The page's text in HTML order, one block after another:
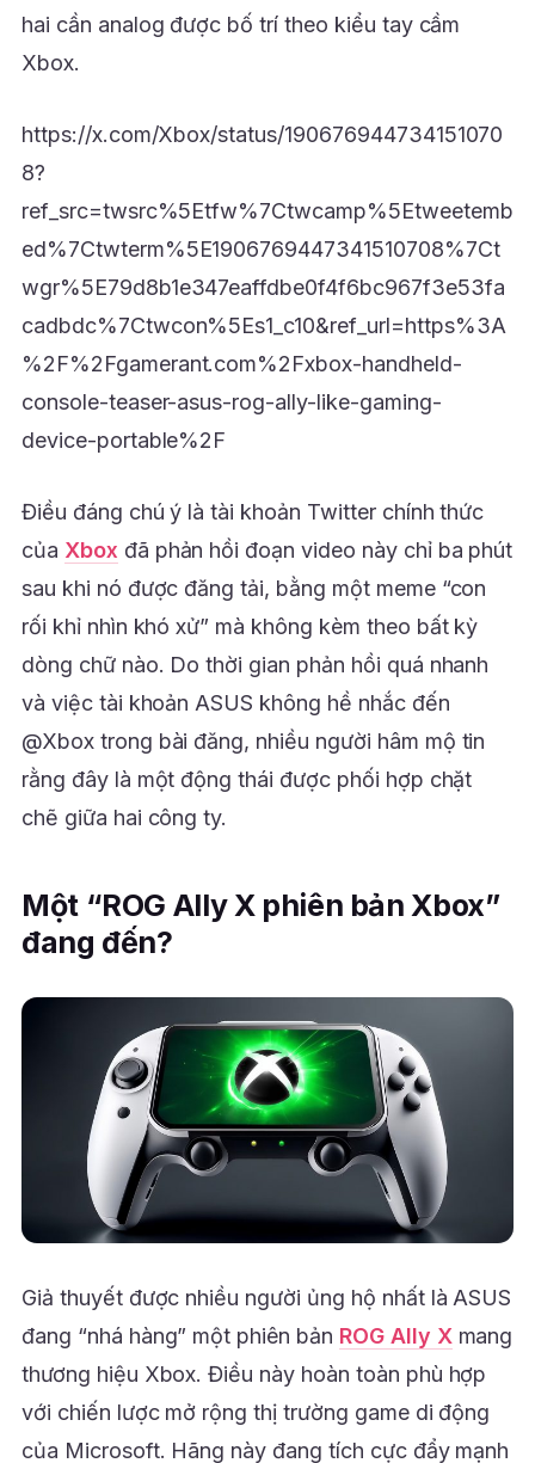
hai cần analog được bố trí theo kiểu tay cầm
Xbox.
https://x.com/Xbox/status/190676944734151070
8?
ref_src=twsrc%5Etfw%7Ctwcamp%5Etweetemb
ed%7Ctwterm%5E1906769447341510708%7Ct
wgr%5E79d8b1e347eaffdbe0f4f6bc967f3e53fa
cadbdc%7Ctwcon%5Es1_c10&ref_url=https%3A
%2F%2Fgamerant.com%2Fxbox-handheld-
console-teaser-asus-rog-ally-like-gaming-
device-portable%2F
Điều đáng chú ý là tài khoản Twitter chính thức
của Xbox đã phản hồi đoạn video này chỉ ba phút
sau khi nó được đăng tải, bằng một meme “con
rối khỉ nhìn khó xử” mà không kèm theo bất kỳ
dòng chữ nào. Do thời gian phản hồi quá nhanh
và việc tài khoản ASUS không hề nhắc đến
@Xbox trong bài đăng, nhiều người hâm mộ tin
rằng đây là một động thái được phối hợp chặt
chẽ giữa hai công ty.
Một “ROG Ally X phiên bản Xbox”
đang đến?
Giả thuyết được nhiều người ủng hộ nhất là ASUS
đang “nhá hàng” một phiên bản ROG Ally X mang
thương hiệu Xbox. Điều này hoàn toàn phù hợp
với chiến lược mở rộng thị trường game di động
của Microsoft. Hãng này đang tích cực đẩy mạnh